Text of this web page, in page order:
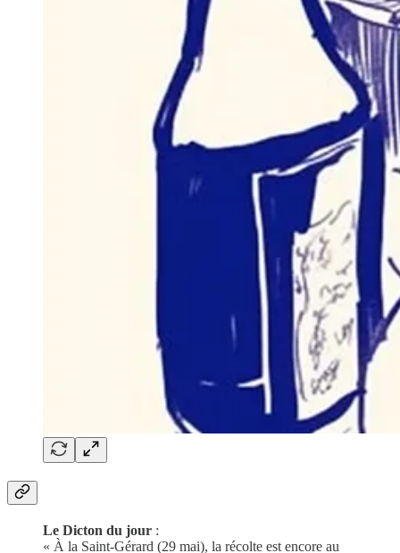
Le Dicton du jour :
« À la Saint-Gérard (29 mai), la récolte est encore au